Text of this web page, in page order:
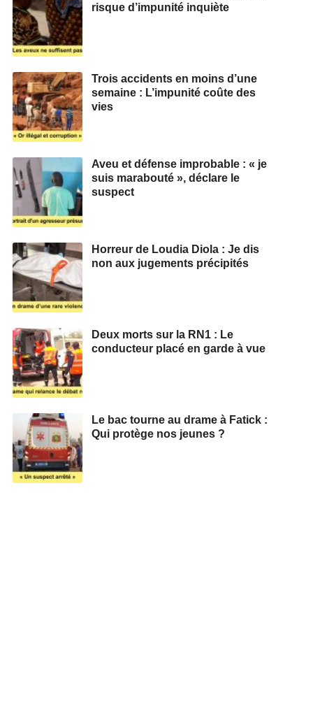
risque d’impunité inquiète
Trois accidents en moins d’une
semaine : L’impunité coûte des
vies
Aveu et défense improbable : « je
suis marabouté », déclare le
suspect
Horreur de Loudia Diola : Je dis
non aux jugements précipités
Deux morts sur la RN1 : Le
conducteur placé en garde à vue
Le bac tourne au drame à Fatick :
Qui protège nos jeunes ?